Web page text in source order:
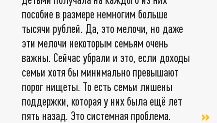
пособие в размере немногим больше
тысячи рублей. Да, это мелочи, но даже
эти мелочи некоторым семьям очень
важны. Сейчас убрали и это, если доходы
семьи хотя бы минимально превышают
порог нищеты. То есть семьи лишены
поддержки, которая у них была ещё лет
пять назад. Это системная проблема.